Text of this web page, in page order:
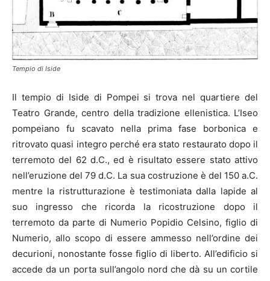
Tempio di Iside
Il tempio di Iside di Pompei si trova nel quartiere del
Teatro Grande, centro della tradizione ellenistica. L’Iseo
pompeiano fu scavato nella prima fase borbonica e
ritrovato quasi integro perché era stato restaurato dopo il
terremoto del 62 d.C., ed è risultato essere stato attivo
nell’eruzione del 79 d.C. La sua costruzione è del 150 a.C.
mentre la ristrutturazione è testimoniata dalla lapide al
suo ingresso che ricorda la ricostruzione dopo il
terremoto da parte di Numerio Popidio Celsino, figlio di
Numerio, allo scopo di essere ammesso nell’ordine dei
decurioni, nonostante fosse figlio di liberto. All’edificio si
accede da un porta sull’angolo nord che dà su un cortile